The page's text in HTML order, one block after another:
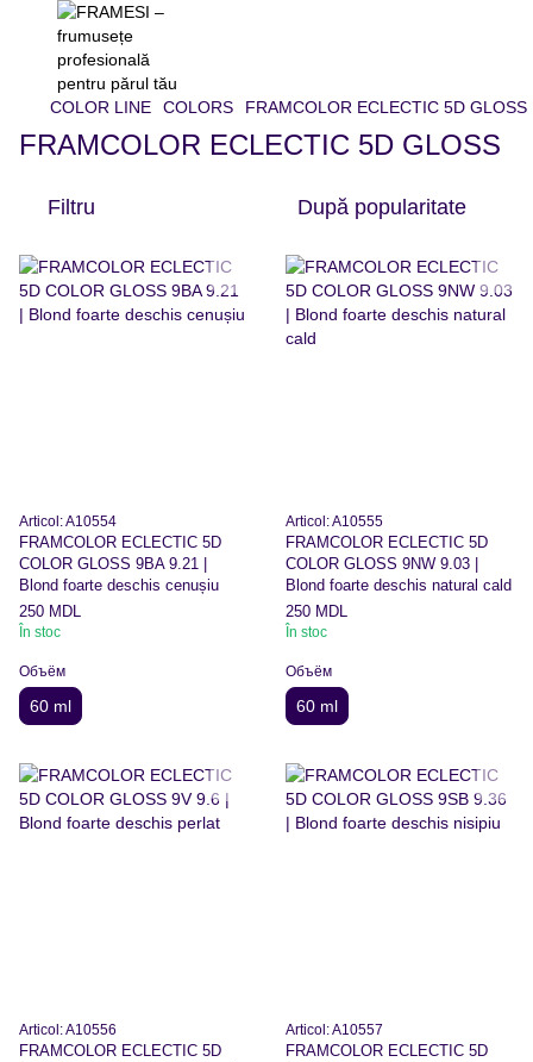
COLOR LINE COLORS FRAMCOLOR ECLECTIC 5D GLOSS
FRAMCOLOR ECLECTIC 5D GLOSS
Filtru După popularitate
Articol: A10554
FRAMCOLOR ECLECTIC 5D
COLOR GLOSS 9BA 9.21 |
Blond foarte deschis cenușiu
250 MDL
În stoc
Объём
60 ml
Articol: A10555
FRAMCOLOR ECLECTIC 5D
COLOR GLOSS 9NW 9.03 |
Blond foarte deschis natural cald
250 MDL
În stoc
Объём
60 ml
Articol: A10556
FRAMCOLOR ECLECTIC 5D
Articol: A10557
FRAMCOLOR ECLECTIC 5D